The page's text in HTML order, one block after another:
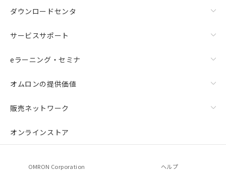
ダウンロードセンタ
サービスサポート
eラーニング・セミナ
オムロンの提供価値
販売ネットワーク
オンラインストア
OMRON Corporation ヘルプ